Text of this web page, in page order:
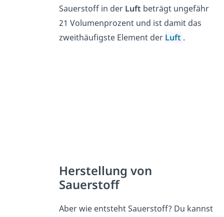
Sauerstoff in der Luft beträgt ungefähr
21 Volumenprozent und ist damit das
zweithäufigste Element der Luft .
Herstellung von
Sauerstoff
Aber wie entsteht Sauerstoff? Du kannst